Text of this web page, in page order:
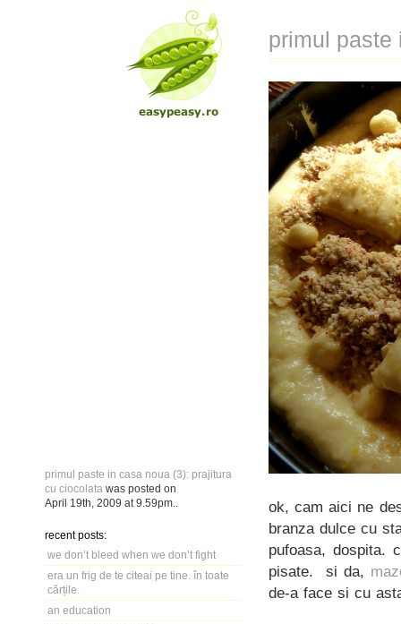
primul paste in casa noua (3): prajitura
cu ciocolata was posted on
April 19th, 2009 at 9.59pm
recent posts:
we don’t bleed when we don’t fight
era un frig de te citeai pe tine. în toate
cărțile.
an education
primul paste
ok, cam aici ne
branza dulce cu
pufoasa, dospita.
pisate. si da,
de-a face si cu